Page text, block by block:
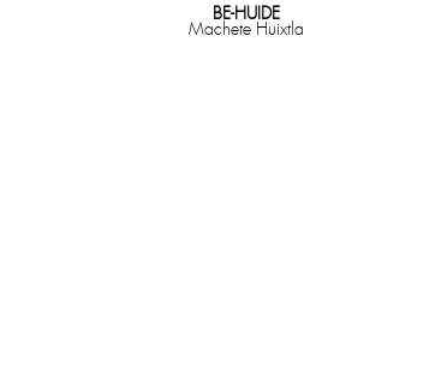
BE-HUIDE
Machete Huixtla